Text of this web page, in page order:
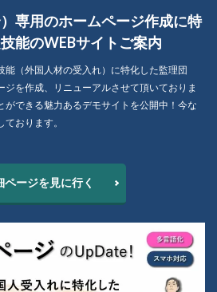
専用のホームページ作成に特
能のWEBサイトご案内
能（外国人材の受入れ）に特化した監理団
を作成、リニューアルさせて頂いておりま
ができる魅力あるデモサイトを公開中！今な
おります。
ページを見に行く